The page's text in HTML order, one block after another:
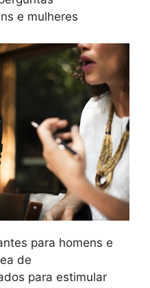
e mulheres
para homens e
de
para estimular